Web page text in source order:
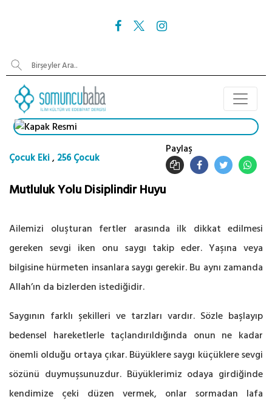
Çocuk Eki, 256 Çocuk
Paylaş
Mutluluk Yolu Disiplindir Huyu
Ailemizi oluşturan fertler arasında ilk dikkat edilmesi
gereken sevgi iken onu saygı takip eder. Yaşına veya
bilgisine hürmeten insanlara saygı gerekir. Bu aynı zamanda
Allah’ın da bizlerden istediğidir.
Saygının farklı şekilleri ve tarzları vardır. Sözle başlayıp
bedensel hareketlerle taçlandırıldığında onun ne kadar
önemli olduğu ortaya çıkar. Büyüklere saygı küçüklere sevgi
sözünü duymuşsunuzdur. Büyüklerimiz odaya girdiğinde
kendimize çeki düzen vermek, onlar sormadan lafa